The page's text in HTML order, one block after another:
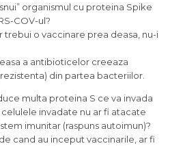
organismul cu proteina Spike
COV-ul?
trebui o vaccinare prea deasa, nu-i
a antibioticelor creeaza
din partea bacteriilor.
multa proteina S ce va invada
invadate nu ar fi atacate
imunitar (raspuns autoimun)?
cand au inceput vaccinarile, ar fi